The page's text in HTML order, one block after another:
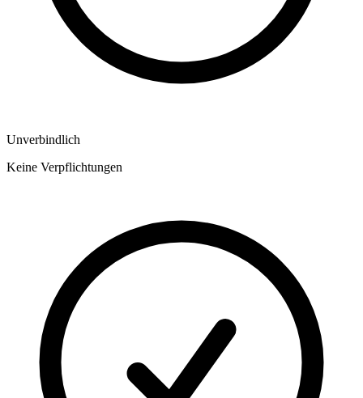
Unverbindlich
Keine Verpflichtungen